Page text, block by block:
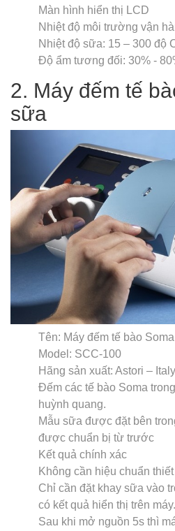
Màn hình hiển thị LCD
Nhiệt độ môi trường vận
Nhiệt độ sữa: 15 – 300 độ
Độ ẩm tương đối: 30% -
2. Máy đếm tế
sữa
Tên: Máy đếm tế bào
Model: SCC-100
Hãng sản xuất: Astori – Italy
Đếm các tế bào Soma
huỳnh quang.
Mẫu sữa được đặt bên
được chuẩn bị từ trước
Kết quả chính xác
Không cần hiệu chuẩn
Chỉ cần đặt khay sữa vào
có kết quả hiển thị trên máy.
Sau khi mở nguồn 5s thì